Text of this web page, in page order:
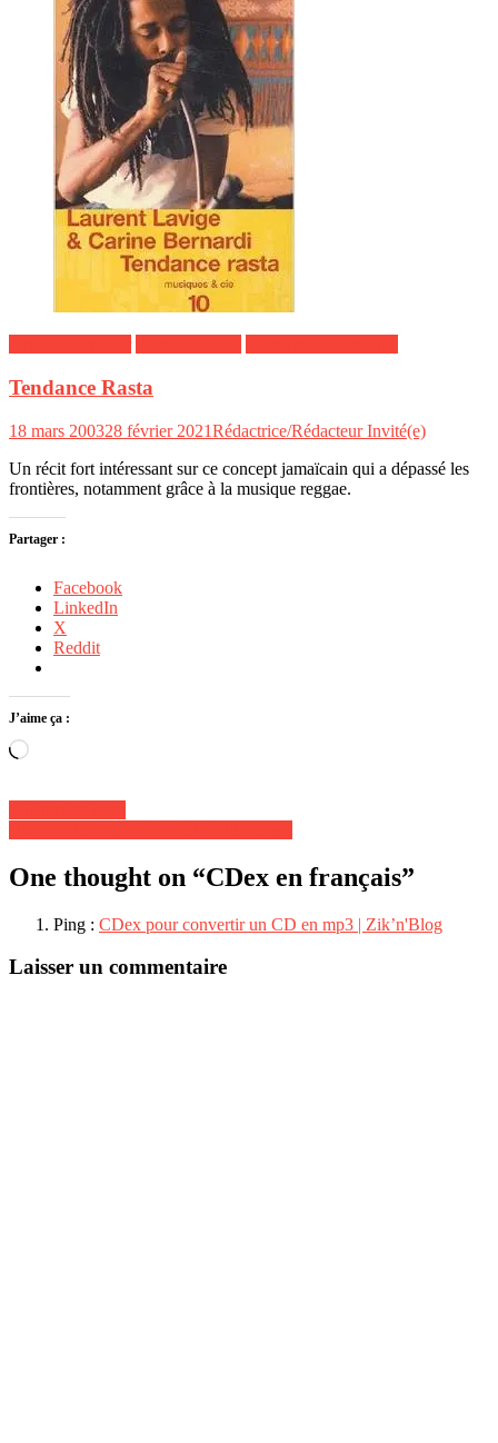
Tendance Rasta
18 mars 200328 février 2021Rédactrice/Rédacteur Invité(e)
Un récit fort intéressant sur ce concept jamaïcain qui a dépassé les
frontières, notamment grâce à la musique reggae.
Partager :
Facebook
LinkedIn
X
Reddit
J’aime ça :
Chargement…
Navigation
de
l’article
One thought on “CDex en français”
Ping : CDex pour convertir un CD en mp3 | Zik’n'Blog
Laisser un commentaire